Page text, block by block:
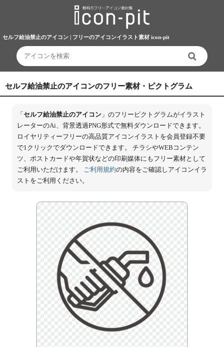
セルフ給油禁止のアイコン | フリーのアイコンイラスト素材 icon-pit
セルフ給油禁止のアイコンのフリー素材・ピクトグラム
「 セルフ給油禁止のアイコン」のフリーピクトグラムがイラスト
レーターのAi、背景透過PNG形式で無料ダウンロードできます。
ロイヤリティーフリーの高品質アイコンイラストを会員登録不要
で1クリックでダウンロードできます。 チラシやWEBコンテン
ツ、ポストカードや年賀状などの印刷媒体にもフリー素材として
ご利用いただけます。 ご利用規約の内容をご確認しアイコンイラ
ストをご利用ください。